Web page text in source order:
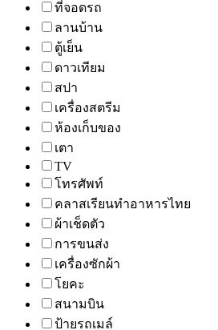
ที่จอดรถ
ลานบ้าน
ตู้เย็น
ดาวเทียม
สปา
เครื่องสตรีม
ห้องเก็บของ
เตา
TV
โทรศัพท์
คลาสเรียนทำอาหารไทย
ผ้าเช็ดตัว
การขนส่ง
เครื่องซักผ้า
โยคะ
สนามบิน
ป้ายรถเมล์